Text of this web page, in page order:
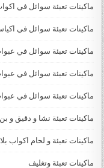
ماكينات تعبئة سوائل في
ماكينات تعبئة سوائل في
ماكينات تعبئة سوائل في
ماكينات تعبئة سوائل في
ماكينات تعبئة سوائل في
ماكينات تعبئة نشا و دقيق و
ماكينات تعبئة و لحام اكواب
ماكينات تعبئة وتغليف